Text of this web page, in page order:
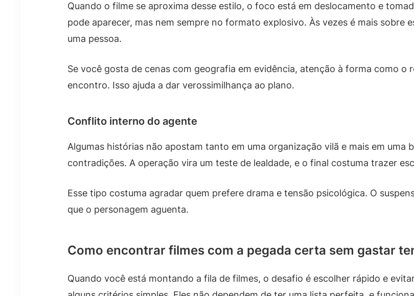
Quando o filme se aproxima desse estilo, o foco está em deslocamento e
pode aparecer, mas nem sempre no formato explosivo. Às vezes é mais sobre
uma pessoa.
Se você gosta de cenas com geografia em evidência, atenção à forma como
encontro. Isso ajuda a dar verossimilhança ao plano.
Conflito interno do agente
Algumas histórias não apostam tanto em uma organização vilã e mais em uma
contradições. A operação vira um teste de lealdade, e o final costuma trazer
Esse tipo costuma agradar quem prefere drama e tensão psicológica. O
que o personagem aguenta.
Como encontrar filmes com a pegada certa sem gastar
Quando você está montando a fila de filmes, o desafio é escolher rápido e